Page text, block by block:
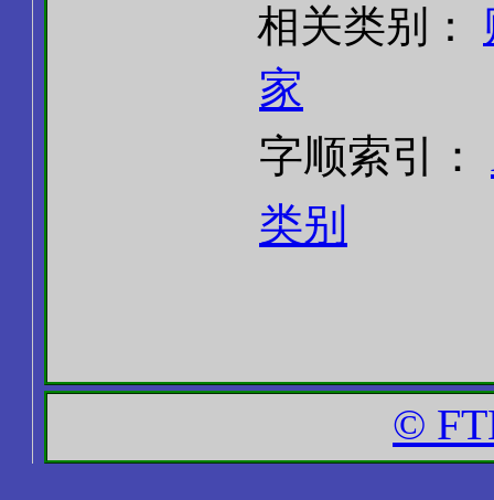
相关类别：
家
字顺索引：
类别
©